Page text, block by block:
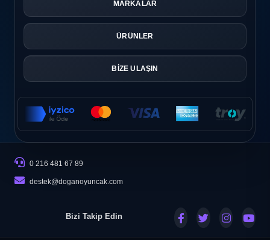
MARKALAR
ÜRÜNLER
BİZE ULAŞIN
0 216 481 67 89
destek@doganoyuncak.com
Bizi Takip Edin